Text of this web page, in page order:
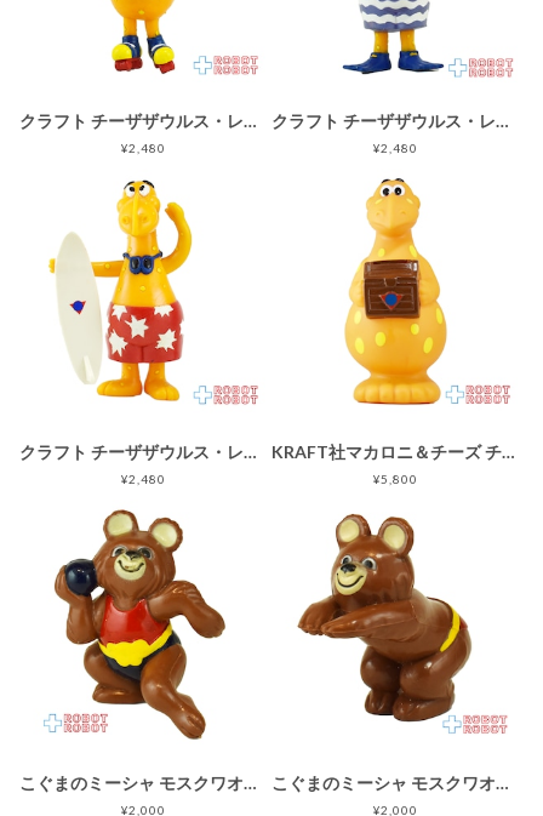
クラフト チーザザウルス・レックス ローラースケート ベンダブルフィギュア 1991 企業物
¥2,480
クラフト チーザザウルス・レックス シュノーケリング ベンダブルフィギュア 1991 企業物
¥2,480
クラフト チーザザウルス・レックス サーフィン ベンダブルフィギュア 1991 企業物
¥2,480
KRAFT社マカロニ＆チーズ チーズザウルス・レックス 貯金箱 1992 企業物
¥5,800
こぐまのミーシャ モスクワオリンピック PVCフィギュア 砲丸投げ 香港製 企業物
¥2,000
こぐまのミーシャ モスクワオリンピック PVCフィギュア 水泳・飛び込み 香港製 企業物
¥2,000